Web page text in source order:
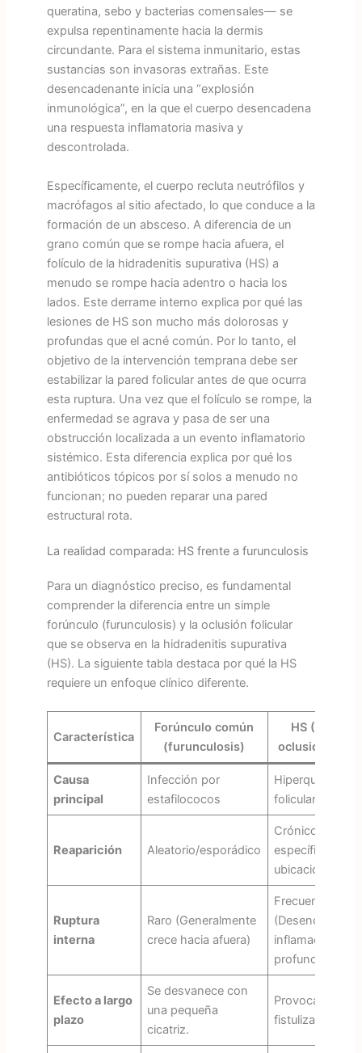
queratina, sebo y bacterias comensales— se
expulsa repentinamente hacia la dermis
circundante. Para el sistema inmunitario, estas
sustancias son invasoras extrañas. Este
desencadenante inicia una “explosión
inmunológica”, en la que el cuerpo desencadena
una respuesta inflamatoria masiva y
descontrolada.
Específicamente, el cuerpo recluta neutrófilos y
macrófagos al sitio afectado, lo que conduce a la
formación de un absceso. A diferencia de un
grano común que se rompe hacia afuera, el
folículo de la hidradenitis supurativa (HS) a
menudo se rompe hacia adentro o hacia los
lados. Este derrame interno explica por qué las
lesiones de HS son mucho más dolorosas y
profundas que el acné común. Por lo tanto, el
objetivo de la intervención temprana debe ser
estabilizar la pared folicular antes de que ocurra
esta ruptura. Una vez que el folículo se rompe, la
enfermedad se agrava y pasa de ser una
obstrucción localizada a un evento inflamatorio
sistémico. Esta diferencia explica por qué los
antibióticos tópicos por sí solos a menudo no
funcionan; no pueden reparar una pared
estructural rota.
La realidad comparada: HS frente a furunculosis
Para un diagnóstico preciso, es fundamental
comprender la diferencia entre un simple
forúnculo (furunculosis) y la oclusión folicular
que se observa en la hidradenitis supurativa
(HS). La siguiente tabla destaca por qué la HS
requiere un enfoque clínico diferente.
Característica
Forúnculo común
(furunculosis)
HS (Tríada
oclusión
Causa
principal
Infección por
estafilococos
Hiperqueratosis
folicular
Reaparición Aleatorio/esporádico
Crónico y
específico de la
ubicación
Ruptura
interna
Raro (Generalmente
crece hacia afuera)
Frecuente
(Desencadena
inflamación
profunda)
Efecto a largo
plazo
Se desvanece con
una pequeña
cicatriz.
Provoca
fistulización/